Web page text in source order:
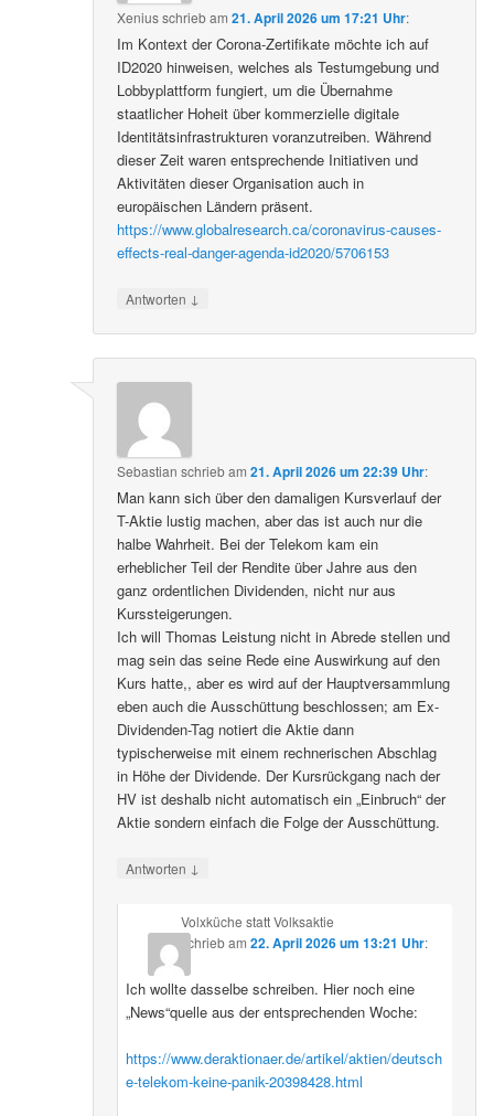
Xeniusschriebam21. April 2026 um 17:21 Uhr:
Im Kontext der Corona-Zertifikate möchte ich auf
ID2020 hinweisen, welches als Testumgebung und
Lobbyplattform fungiert, um die Übernahme
staatlicher Hoheit über kommerzielle digitale
Identitätsinfrastrukturen voranzutreiben. Während
dieser Zeit waren entsprechende Initiativen und
Aktivitäten dieser Organisation auch in
europäischen Ländern präsent.
https://www.globalresearch.ca/coronavirus-causes-
effects-real-danger-agenda-id2020/5706153
Antworten ↓
Sebastian schriebam21. April 2026 um 22:39 Uhr:
Man kann sich über den damaligen Kursverlauf der
T-Aktie lustig machen, aber das ist auch nur die
halbe Wahrheit. Bei der Telekom kam ein
erheblicher Teil der Rendite über Jahre aus den
ganz ordentlichen Dividenden, nicht nur aus
Kurssteigerungen.
Ich will Thomas Leistung nicht in Abrede stellen und
mag sein das seine Rede eine Auswirkung auf den
Kurs hatte,, aber es wird auf der Hauptversammlung
eben auch die Ausschüttung beschlossen; am Ex-
Dividenden-Tag notiert die Aktie dann
typischerweise mit einem rechnerischen Abschlag
in Höhe der Dividende. Der Kursrückgang nach der
HV ist deshalb nicht automatisch ein „Einbruch“ der
Aktie sondern einfach die Folge der Ausschüttung.
Antworten ↓
Volxküche statt Volksaktie
schriebam 22. April 2026 um 13:21 Uhr:
Ich wollte dasselbe schreiben. Hier noch eine
„News“quelle aus der entsprechenden Woche:
https://www.deraktionaer.de/artikel/aktien/deutsch
e-telekom-keine-panik-20398428.html